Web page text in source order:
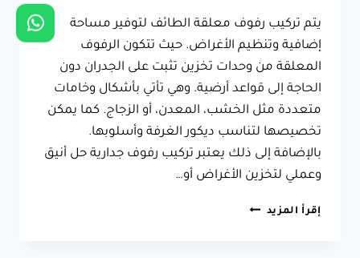
يتم تركيب رفوف معلقة الطائف لتوفير مساحة
إضافية وتنظيم الأغراض. حيث تتكون الرفوف
المعلقة من وحدات تخزين تثبت على الجدران دون
الحاجة إلى قواعد أرضية. وهي تأتي بأشكال وخامات
متعددة مثل الخشب، المعدن، أو الزجاج. كما يمكن
تخصيصها لتناسب ديكور الغرفة وأسلوبها.
بالإضافة إلى ذلك يعتبر تركيب رفوف جدارية حل أنيق
وعملي لتخزين الأغراض أو…
إقرأ المزيد تركيب